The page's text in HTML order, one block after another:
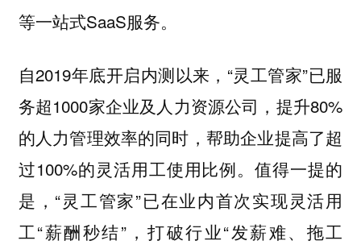
等一站式SaaS服务。
自2019年底开启内测以来，“灵工管家”已服
务超1000家企业及人力资源公司，提升80%
的人力管理效率的同时，帮助企业提高了超
过100%的灵活用工使用比例。值得一提的
是，“灵工管家”已在业内首次实现灵活用
工“薪酬秒结”，打破行业“发薪难、拖工